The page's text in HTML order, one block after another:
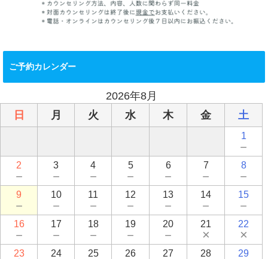
ご予約カレンダー
2026年8月
日
月 火 水 木 金 土
1
－
2
－
3
－
4
－
5
－
6
－
7
－
8
－
9
－
10
－
11
－
12
－
13
－
14
－
15
－
16
－
17
－
18
－
19
－
20
－
21
×
22
×
23 24 25 26 27 28 29